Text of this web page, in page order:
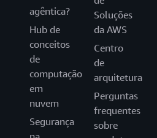
agêntica?
Hub de
conceitos
de
computação
em
nuvem
Segurança
Soluções
da AWS
Centro
de
arquitetura
Perguntas
frequentes
sobre